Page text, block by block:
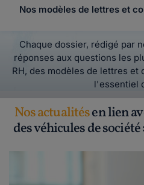
Nos modèles de lettres et
Chaque dossier, rédigé par
réponses aux questions les
RH, des modèles de lettres
l'essentiel
Nos actualitésen lien
des véhicules de